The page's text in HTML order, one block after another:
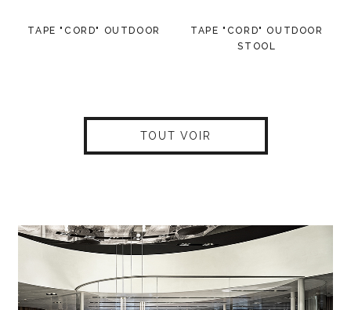
TAPE "CORD" OUTDOOR
TAPE "CORD" OUTDOOR
STOOL
TOUT VOIR